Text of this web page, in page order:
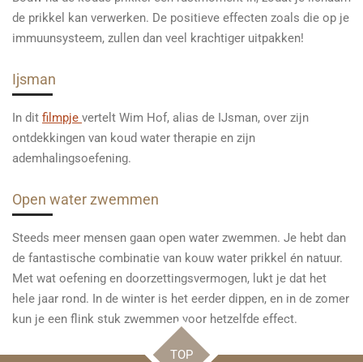
de prikkel kan verwerken. De positieve effecten zoals die op je
immuunsysteem, zullen dan veel krachtiger uitpakken!
Ijsman
In dit filmpje vertelt Wim Hof, alias de IJsman, over zijn
ontdekkingen van koud water therapie en zijn
ademhalingsoefening.
Open water zwemmen
Steeds meer mensen gaan open water zwemmen. Je hebt dan
de fantastische combinatie van kouw water prikkel én natuur.
Met wat oefening en doorzettingsvermogen, lukt je dat het
hele jaar rond. In de winter is het eerder dippen, en in de zomer
kun je een flink stuk zwemmen voor hetzelfde effect.
TOP